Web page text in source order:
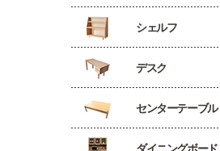
シェルフ
デスク
センターテーブル